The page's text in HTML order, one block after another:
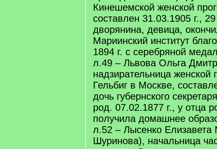
Кинешемской женской
составлен 31.03.1905 г.,
дворянина, девица,
Мариинский институт
1894 г. с серебряной
л.49 – Львова Ольга
надзирательница женской
Гельбиг в Москве,
дочь губернского
род. 07.02.1877 г., у отца
получила домашнее
л.52 – Лысенко Елизавета
Шуринова), начальница